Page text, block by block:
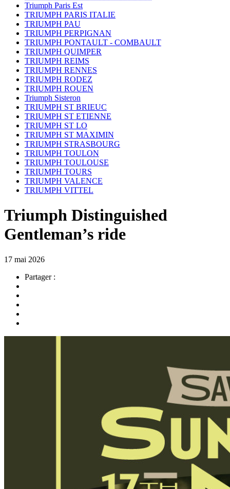
Triumph Paris Est
TRIUMPH PARIS ITALIE
TRIUMPH PAU
TRIUMPH PERPIGNAN
TRIUMPH PONTAULT - COMBAULT
TRIUMPH QUIMPER
TRIUMPH REIMS
TRIUMPH RENNES
TRIUMPH RODEZ
TRIUMPH ROUEN
Triumph Sisteron
TRIUMPH ST BRIEUC
TRIUMPH ST ETIENNE
TRIUMPH ST LO
TRIUMPH ST MAXIMIN
TRIUMPH STRASBOURG
TRIUMPH TOULON
TRIUMPH TOULOUSE
TRIUMPH TOURS
TRIUMPH VALENCE
TRIUMPH VITTEL
Triumph Distinguished
Gentleman’s ride
17 mai 2026
Partager :